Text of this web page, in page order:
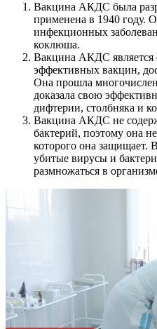
Вакцина АКДС была
применена в 1940 году.
инфекционных
коклюша.
Вакцина АКДС является
эффективных вакцин,
Она прошла
доказала свою
дифтерии, столбняка и
Вакцина АКДС не
бактерий, поэтому она
которого она защищает.
убитые вирусы и
размножаться в